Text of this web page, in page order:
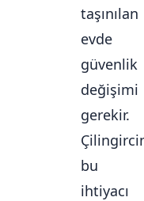
taşınılan
evde
güvenlik
değişimi
gerekir.
bu
ihtiyacı